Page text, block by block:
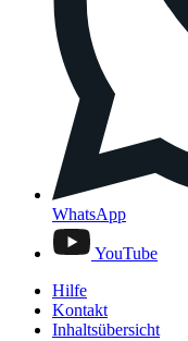
WhatsApp
YouTube
Hilfe
Kontakt
Inhaltsübersicht